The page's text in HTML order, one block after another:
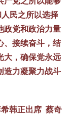
民之所以选择
政党和政治力量
、接续奋斗，结
大，确保党永远
造力凝聚力战斗
韩正出席 蔡奇